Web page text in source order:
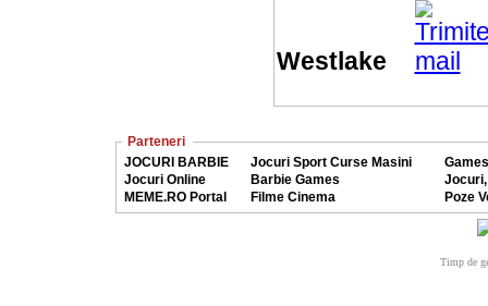
Westlake
Parteneri
JOCURI BARBIE
Jocuri Sport Curse Masini
Jocuri Online
Barbie Games
MEME.RO Portal
Filme Cinema Poze
Timp de